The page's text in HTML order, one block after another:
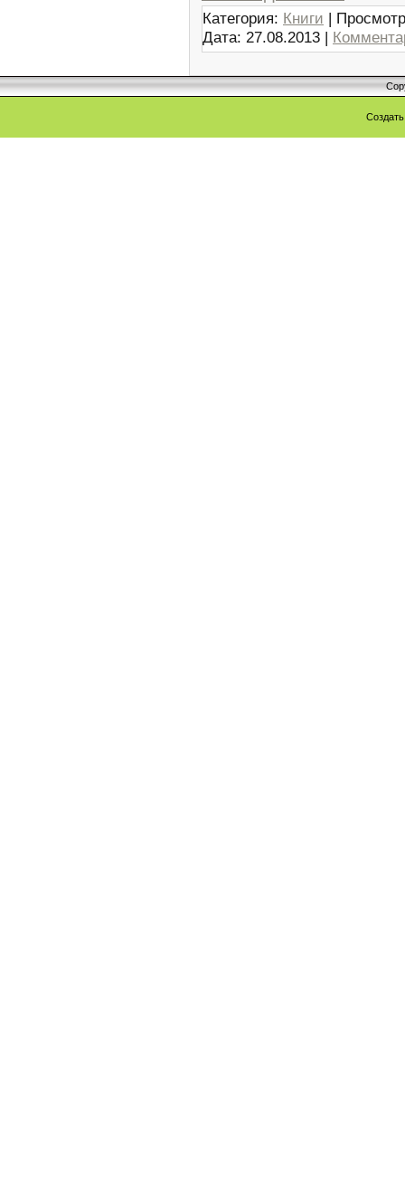
Категория: Книги |
Дата: 27.08.2013 |